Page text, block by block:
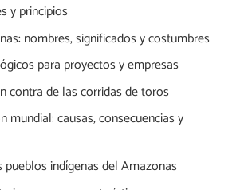
y principios
nombres, significados y costumbres
para proyectos y empresas
contra de las corridas de toros
mundial: causas, consecuencias y
indígenas del Amazonas